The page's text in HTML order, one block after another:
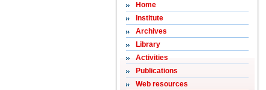
Home
Institute
Archives
Library
Activities
Publications
Web resources